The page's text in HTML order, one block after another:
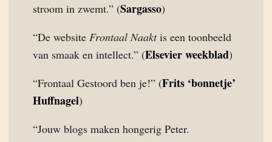
stroom in zwemt.” (Sargasso)
“De website Frontaal Naaktis een toonbeeld
van smaak en intellect.” (Elsevier weekblad)
“Frontaal Gestoord ben je!” (Frits ‘bonnetje’
Huffnagel)
“Jouw blogs maken hongerig Peter.